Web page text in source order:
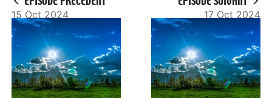
y
15 Oct 2024 17 Oct 2024